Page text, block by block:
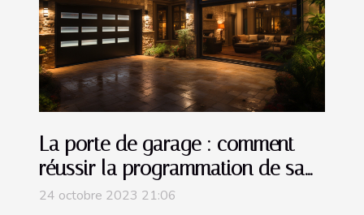
La porte de garage : comment
réussir la programmation de sa
télécommande ?
24 octobre 2023 21:06